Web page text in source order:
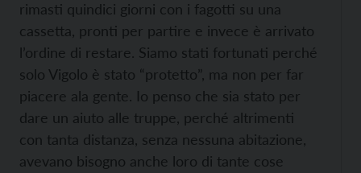
rimasti quindici giorni con i fagotti su una
cassetta, pronti per partire e invece è arrivato
l’ordine di restare. Siamo stati fortunati perché
solo Vigolo è stato “protetto”, ma non per far
piacere ala gente. Io penso che sia stato per
dare un aiuto alle truppe, perché altrimenti
con tanta distanza, senza nessuna abitazione,
avevano bisogno anche loro di tante cose